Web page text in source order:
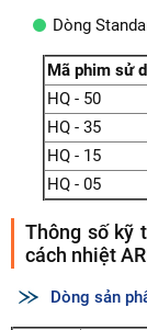
Dòng
Mã phim sử
HQ - 50
HQ - 35
HQ - 15
HQ - 05
Thông số kỹ
cách nhiệt
Dòng sản